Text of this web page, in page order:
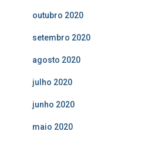
outubro 2020
setembro 2020
agosto 2020
julho 2020
junho 2020
maio 2020